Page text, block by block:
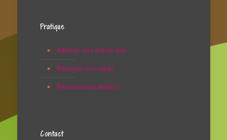
Pratique
Adhérer ou Faire un don
Réservez vos repas
Réservez vos ateliers
Contact